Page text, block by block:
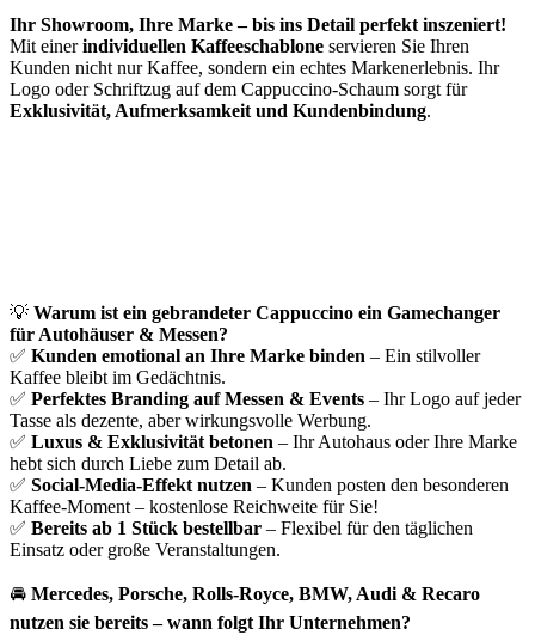
Ihr Showroom, Ihre Marke – bis ins Detail perfekt inszeniert!
Mit einerindividuellen Kaffeeschablone servieren Sie Ihren
Kunden nicht nur Kaffee, sondern ein echtes Markenerlebnis. Ihr
Logo oder Schriftzug auf dem Cappuccino-Schaum sorgt für
Exklusivität, Aufmerksamkeit und Kundenbindung.
💡 Warum ist ein gebrandeter Cappuccino ein Gamechanger
für Autohäuser & Messen?
✅ Kunden emotional an Ihre Marke binden – Ein stilvoller
Kaffee bleibt im Gedächtnis.
✅ Perfektes Branding auf Messen & Events – Ihr Logo auf jeder
Tasse als dezente, aber wirkungsvolle Werbung.
✅ Luxus & Exklusivität betonen – Ihr Autohaus oder Ihre Marke
hebt sich durch Liebe zum Detail ab.
✅ Social-Media-Effekt nutzen – Kunden posten den besonderen
Kaffee-Moment – kostenlose Reichweite für Sie!
✅ Bereits ab 1 Stück bestellbar – Flexibel für den täglichen
Einsatz oder große Veranstaltungen.
🚘 Mercedes, Porsche, Rolls-Royce, BMW, Audi & Recaro
nutzen sie bereits – wann folgt Ihr Unternehmen?